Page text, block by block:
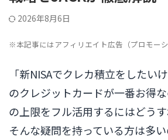
2026年8月6日
※本記事にはアフィリエイト広告（プロモーシ
「新NISAでクレカ積立をしたい
のクレジットカードが一番お得
の上限をフル活用するにはどう
そんな疑問を持っている方は多